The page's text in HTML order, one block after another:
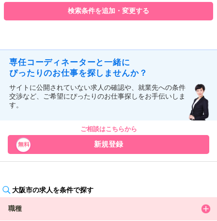
検索条件を追加・変更する
専任コーディネーターと一緒に
ぴったりのお仕事を探しませんか？
サイトに公開されていない求人の確認や、就業先への条件
交渉など、ご希望にぴったりのお仕事探しをお手伝いしま
す。
ご相談はこちらから
新規登録
大阪市の求人を条件で探す
職種